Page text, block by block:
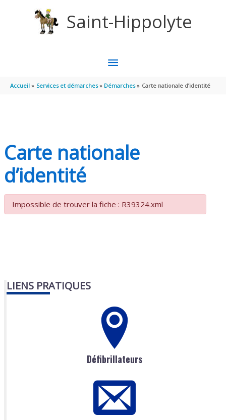
Saint-Hippolyte
MENU
PRINCIPAL
Accueil Services et démarches Démarches Carte nationale d’identité
Carte nationale
d’identité
Impossible de trouver la fiche : R39324.xml
LIENS PRATIQUES
Défibrillateurs